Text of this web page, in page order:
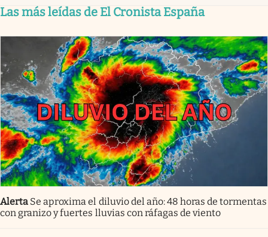
Las más leídas de El Cronista España
Alerta Se aproxima el diluvio del año: 48 horas de tormentas
con granizo y fuertes lluvias con ráfagas de viento